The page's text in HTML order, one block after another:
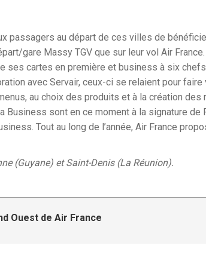
passagers au départ de ces villes de
gare Massy TGV que sur leur vol Air
ses cartes en première et business à six
avec Servair, ceux-ci se relaient pour
au choix des produits et à la création
sont en ce moment à la signature
Tout au long de l’année, Air France
(Guyane) et Saint-Denis (La Réunion).
Ouest de Air France